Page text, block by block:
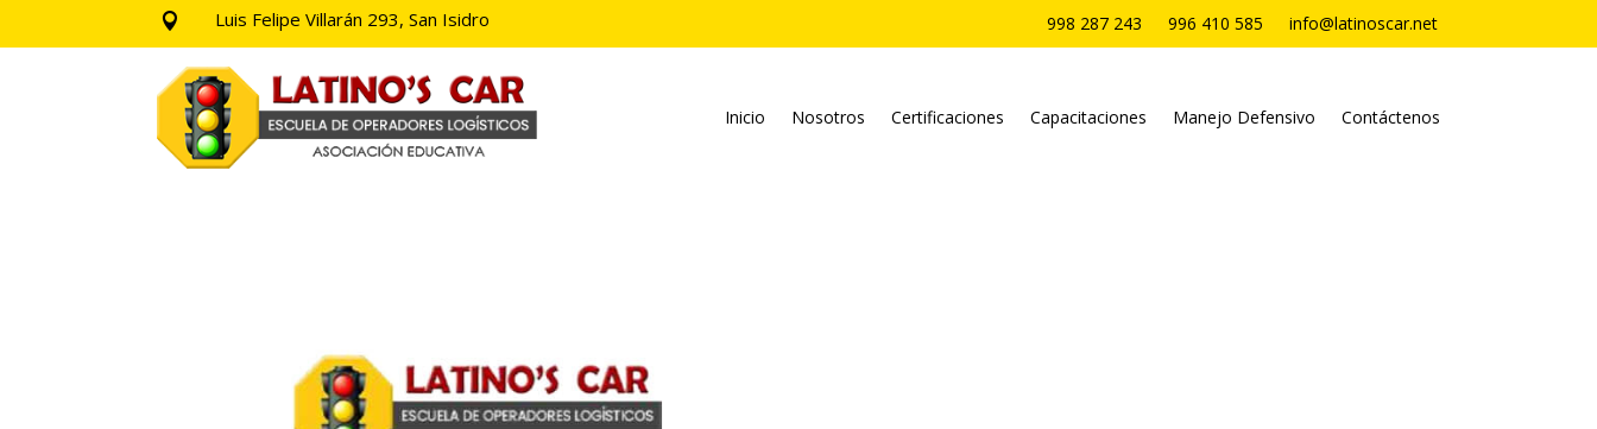
 Luis Felipe Villarán 293, San Isidro 998 287 243 996 410 585 info@latinoscar.net
Inicio Nosotros Certificaciones Capacitaciones Manejo Defensivo Contáctenos